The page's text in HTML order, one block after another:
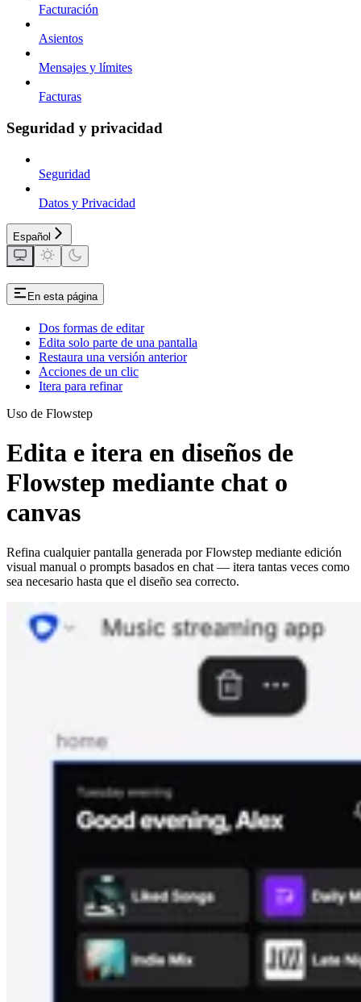
Facturación
Asientos
Mensajes y límites
Facturas
Seguridad y privacidad
Seguridad
Datos y Privacidad
Español
En esta página
Dos formas de editar
Edita solo parte de una pantalla
Restaura una versión anterior
Acciones de un clic
Itera para refinar
Uso de Flowstep
Edita e itera en diseños de
Flowstep mediante chat o
canvas
Refina cualquier pantalla generada por Flowstep mediante edición
visual manual o prompts basados en chat — itera tantas veces como
sea necesario hasta que el diseño sea correcto.